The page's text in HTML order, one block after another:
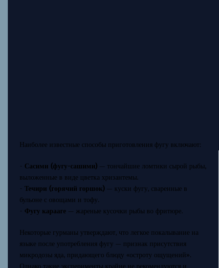
Наиболее известные способы приготовления фугу включают:
- Сасими (фугу-сашими)— тончайшие ломтики сырой рыбы,
выложенные в виде цветка хризантемы.
- Течири (горячий горшок)— куски фугу, сваренные в
бульоне с овощами и тофу.
- Фугу карааге— жареные кусочки рыбы во фритюре.
Некоторые гурманы утверждают, что легкое покалывание на
языке после употребления фугу — признак присутствия
микродозы яда, придающего блюду «остроту ощущений».
Однако такие эксперименты крайне не рекомендуются и